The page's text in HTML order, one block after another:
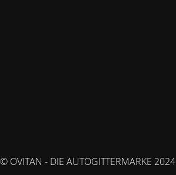
© OVITAN - DIE AUTOGITTERMARKE 2024